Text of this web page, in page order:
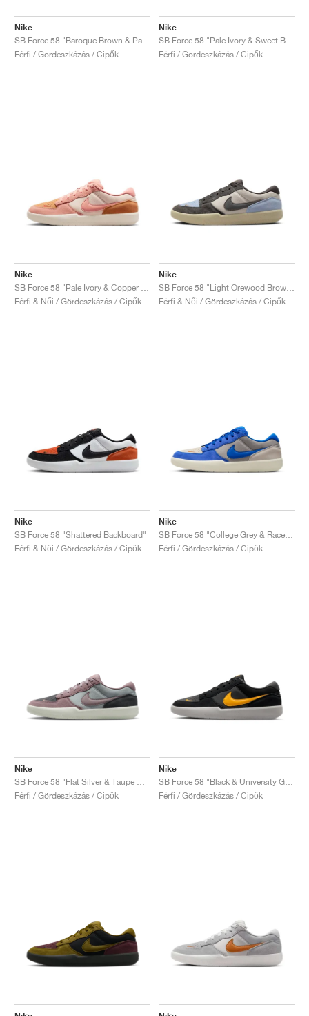
Nike
Férfi / Gördeszkázás / Cipők
Nike
Férfi / Gördeszkázás / Cipők
Nike
Férfi & Női / Gördeszkázás / Cipők
Nike
Férfi & Női / Gördeszkázás / Cipők
Nike
SB Force 58 "Shattered Backboard"
Férfi & Női / Gördeszkázás / Cipők
Nike
Férfi / Gördeszkázás / Cipők
Nike
Férfi / Gördeszkázás / Cipők
Nike
Férfi / Gördeszkázás / Cipők